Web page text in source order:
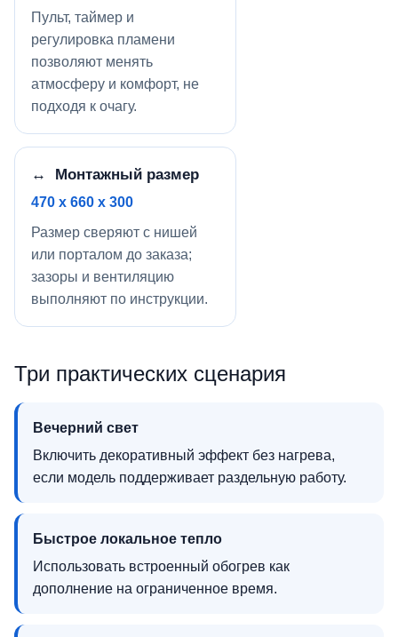
Пульт, таймер и
регулировка пламени
позволяют менять
атмосферу и комфорт, не
подходя к очагу.
↔ Монтажный размер
470 x 660 x 300
Размер сверяют с нишей
или порталом до заказа;
зазоры и вентиляцию
выполняют по инструкции.
Три практических сценария
Вечерний свет
Включить декоративный эффект без нагрева,
если модель поддерживает раздельную работу.
Быстрое локальное тепло
Использовать встроенный обогрев как
дополнение на ограниченное время.